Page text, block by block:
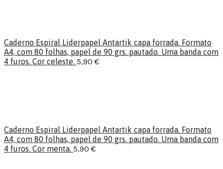
Caderno Espiral Liderpapel Antartik capa forrada. Formato
A4, com 80 folhas, papel de 90 grs. pautado. Uma banda com
4 furos. Cor celeste. 5,90 €
Caderno Espiral Liderpapel Antartik capa forrada. Formato
A4, com 80 folhas, papel de 90 grs. pautado. Uma banda com
4 furos. Cor menta. 5,90 €